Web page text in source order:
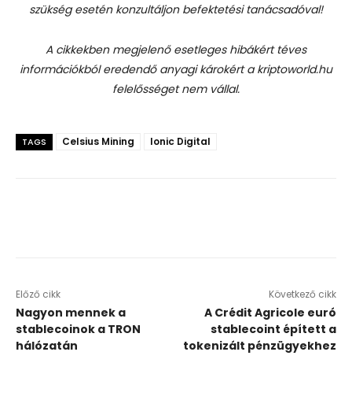
szükség esetén konzultáljon befektetési tanácsadóval!
A cikkekben megjelenő esetleges hibákért téves
információkból eredendő anyagi károkért a kriptoworld.hu
felelősséget nem vállal.
TAGS Celsius Mining Ionic Digital
Előző cikk
Nagyon mennek a
stablecoinok a TRON
hálózatán
Következő cikk
A Crédit Agricole euró
stablecoint épített a
tokenizált pénzügyekhez